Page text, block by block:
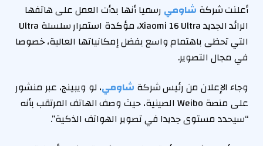
أعلنت شركة شاومي رسميا أنها بدأت العمل على هاتفها
الرائد الجديد Xiaomi 16 Ultra، مؤكدة استمرار سلسلة Ultra
التي تحظى باهتمام واسع بفضل إمكانياتها العالية، خصوصا
في مجال التصوير.
وجاء الإعلان من رئيس شركة شاومي، لو ويبينج، عبر منشور
على منصة Weibo الصينية، حيث وصف الهاتف المرتقب بأنه
“سيحدد مستوى جديدا في تصوير الهواتف الذكية”.